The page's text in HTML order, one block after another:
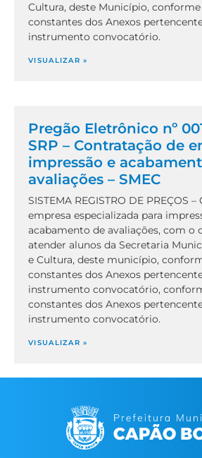
Cultura, deste Município,
constantes dos Anexos
instrumento convocatório.
VISUALIZAR »
Pregão Eletrônico nº
SRP – Contratação de
impressão e
avaliações – SMEC
SISTEMA REGISTRO DE PREÇOS
empresa especializada para
acabamento de avaliações, com o
atender alunos da Secretaria
e Cultura, deste município,
constantes dos Anexos
instrumento convocatório,
constantes dos Anexos
instrumento convocatório.
VISUALIZAR »